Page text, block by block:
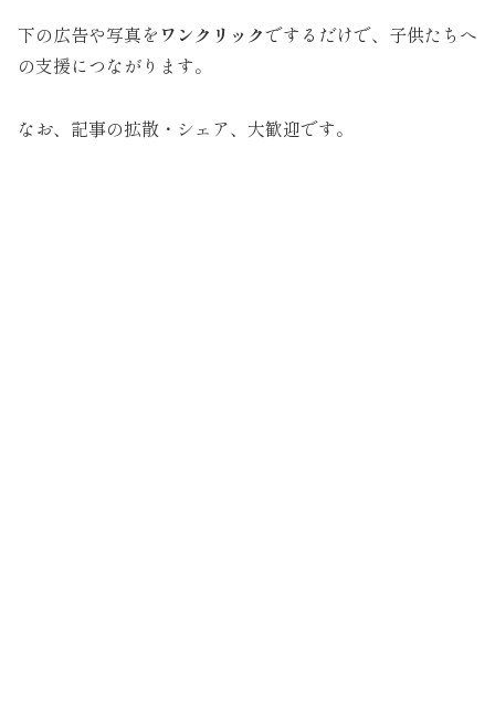
下の広告や写真をワンクリックでするだけで、子供たちへ
の支援につながります。
なお、記事の拡散・シェア、大歓迎です。